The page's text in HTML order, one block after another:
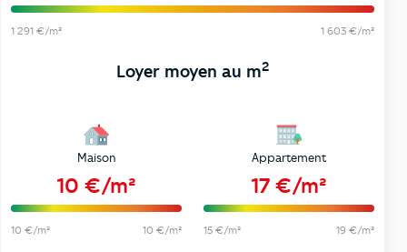
1 291 €/m² 1 603 €/m²
Loyer moyen au m2
Maison
10 €/m²
10 €/m² 10 €/m²
Appartement
17 €/m²
15 €/m² 19 €/m²